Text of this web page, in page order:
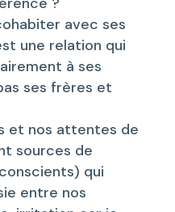
avec ses
une relation qui
à ses
ses frères et
et nos attentes de
sources de
qui
entre nos